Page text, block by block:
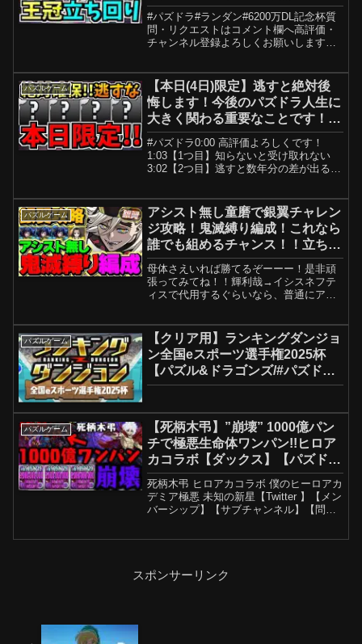
万DL記念杯！魔法石7個GETしよ
う！プロ動画付き【パズドラ】
#パズドラ#ランダン#6200万DL記念杯質
問・リクエストはコメント欄へ高評価・
チャンネル登録よろしくお願いします！
Rank1300↑/👑60↑/魔王・星龍・妖精...
パズルゲーム
【本日(4日)限定】逃すと絶対後
悔します！今後のパズドラ人生に
大きく関わる重要なことです！ガ
チで全パズドラーに見て欲しい！
徹底解説【パズドラ】
#パズドラ0:00 高評価よろしくです！
1:03【1つ目】知らないと受け取れない
3:02【2つ目】逃すと数年分の差が出る解
(最速)9:16 周回...
パズルゲーム
アシスト無し童磨で銀翼チャレン
ジ攻略！鬼滅縛り編成！これなら
誰でも組めるチャンス！！立ち回
り徹底解説！【パズドラ】
母体さえいれば勝てるぞーーー！是非頑
張ってみてね！！輝利哉→イシスネフテ
ィスで代用するぐらいなら、普通にアシ
↓↓↓↓↓↓↓↓↓↓↓↓↓↓↓↓↓↓↓↓↑↑↑↑↑↑↑↑↑↑...
パズルゲーム
【クリア用】ランキングダンジョ
ン全国eスポーツ選手権2025杯
【パズル&ドラゴンズ/#パズド
ラ】
パズルゲーム
【死柄木弔】”崩壊” 1000億パン
チで極悪生命体ワンパン!!ヒロア
カコラボ【ダックス】【パズドラ
実況】
死柄木弔 ヒロアカコラボ 僕のヒーロアカ
デミア極悪 未知の新星【Twitter 】【メン
バーシップ】【サブチャンネル】【問い
スポンサーリンク